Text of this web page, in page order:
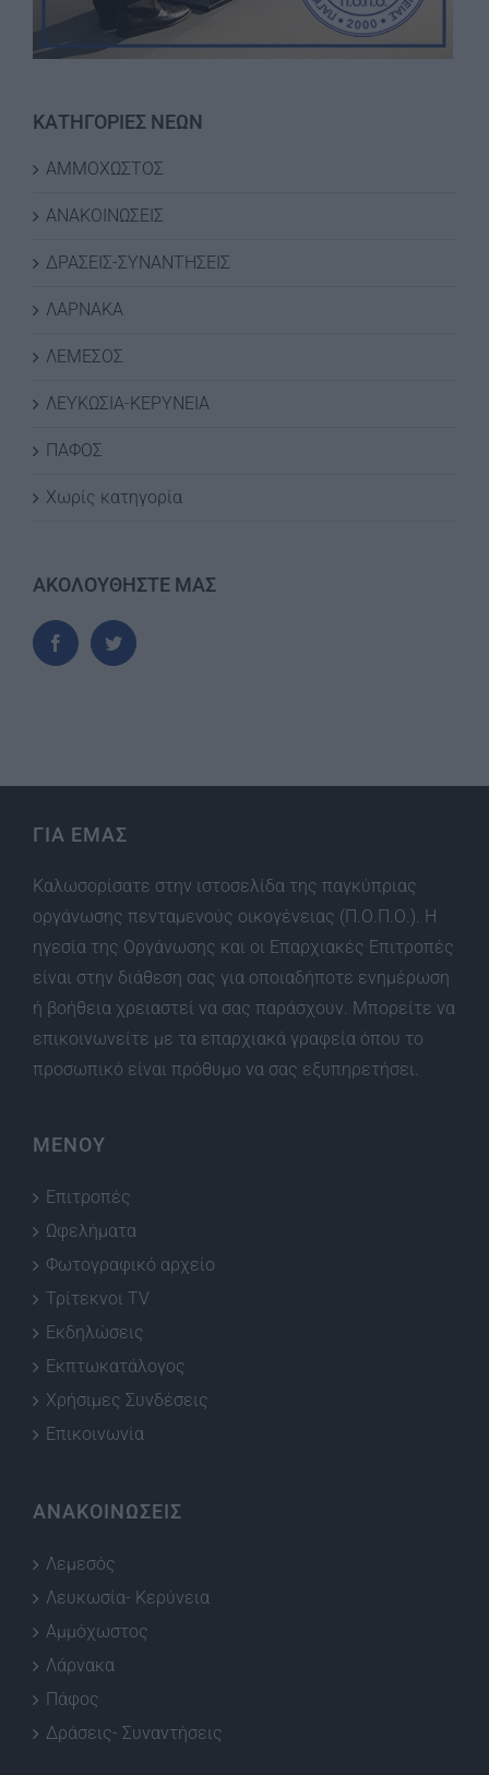
ΚΑΤΗΓΟΡΙΕΣ ΝΕΩΝ
ΑΜΜΟΧΩΣΤΟΣ
ΑΝΑΚΟΙΝΩΣΕΙΣ
ΔΡΑΣΕΙΣ-ΣΥΝΑΝΤΗΣΕΙΣ
ΛΑΡΝΑΚΑ
ΛΕΜΕΣΟΣ
ΛΕΥΚΩΣΙΑ-ΚΕΡΥΝΕΙΑ
ΠΑΦΟΣ
Χωρίς κατηγορία
ΑΚΟΛΟΥΘΗΣΤΕ ΜΑΣ
ΓΙΑ ΕΜΑΣ
Καλωσορίσατε στην ιστοσελίδα της παγκύπριας
οργάνωσης πενταμενούς οικογένειας (Π.Ο.Π.Ο.). Η
ηγεσία της Οργάνωσης και οι Επαρχιακές Επιτροπές
είναι στην διάθεση σας για οποιαδήποτε ενημέρωση
ή βοήθεια χρειαστεί να σας παράσχουν. Μπορείτε να
επικοινωνείτε με τα επαρχιακά γραφεία όπου το
προσωπικό είναι πρόθυμο να σας εξυπηρετήσει.
ΜΕΝΟΥ
Επιτροπές
Ωφελήματα
Φωτογραφικό αρχείο
Τρίτεκνοι TV
Εκδηλώσεις
Εκπτωκατάλογος
Χρήσιμες Συνδέσεις
Επικοινωνία
ΑΝΑΚΟΙΝΩΣΕΙΣ
Λεμεσός
Λευκωσία- Κερύνεια
Αμμόχωστος
Λάρνακα
Πάφος
Δράσεις- Συναντήσεις